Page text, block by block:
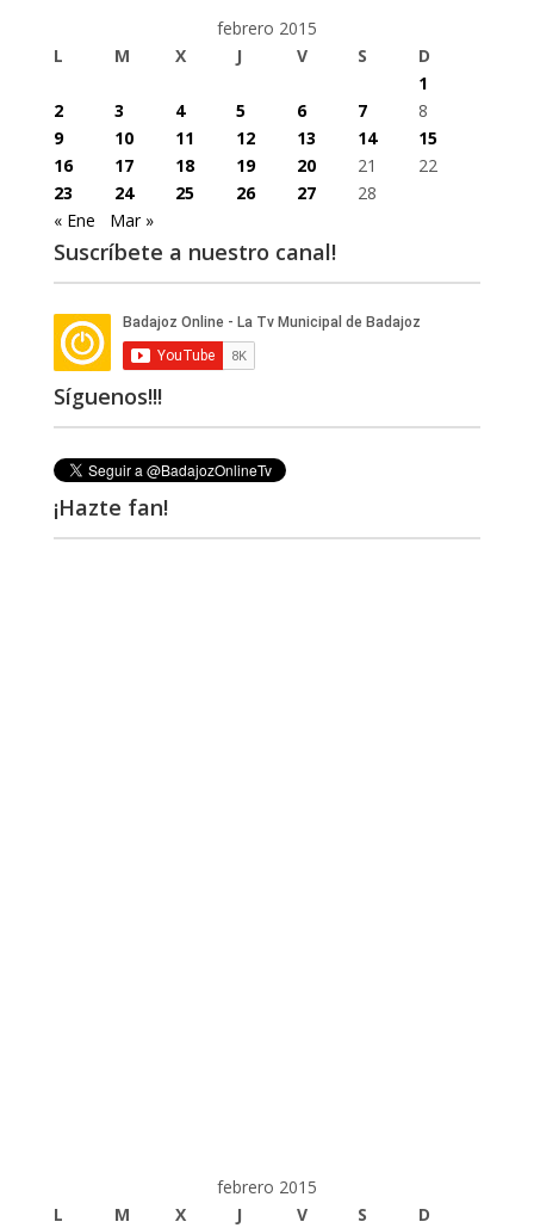
febrero 2015
L
M X J V S
D
1
2
3 4 5 6 7
8
9
10 11 12 13 14
15
16
17 18 19 20 21
22
23
24 25 26 27
28
« Ene
Mar »
Suscríbete a nuestro canal!
Síguenos!!!
¡Hazte fan!
febrero 2015
L
M X J V S D